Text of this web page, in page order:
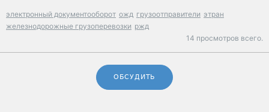
электронный документооборот ожд грузоотправители этран
железнодорожные грузоперевозки ржд
14 просмотров всего.
ОБСУДИТЬ